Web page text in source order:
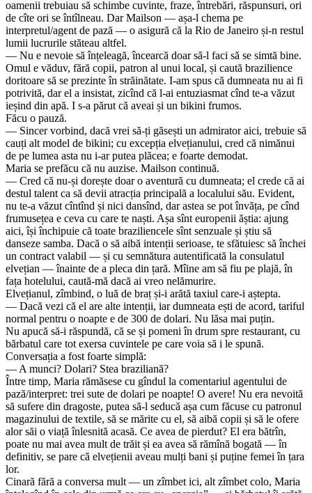
oamenii trebuiau să schimbe cuvinte, fraze, întrebări, răspunsuri, ori
de cîte ori se întîlneau. Dar Mailson — așa-l chema pe
interpretul/agent de pază — o asigură că la Rio de Janeiro și-n restul
lumii lucrurile stăteau altfel.
— Nu e nevoie să înțeleagă, încearcă doar să-l faci să se simtă bine.
Omul e văduv, fără copii, patron al unui local, și caută brazilience
doritoare să se prezinte în străinătate. I-am spus că dumneata nu ai fi
potrivită, dar el a insistat, zicînd că l-ai entuziasmat cînd te-a văzut
ieșind din apă. I s-a părut că aveai și un bikini frumos.
Făcu o pauză.
— Sincer vorbind, dacă vrei să-ți găsești un admirator aici, trebuie să
cauți alt model de bikini; cu excepția elvețianului, cred că nimănui
de pe lumea asta nu i-ar putea plăcea; e foarte demodat.
Maria se prefăcu că nu auzise. Mailson continuă.
— Cred că nu-și dorește doar o aventură cu dumneata; el crede că ai
destul talent ca să devii atracția principală a localului său. Evident,
nu te-a văzut cîntînd și nici dansînd, dar astea se pot învăța, pe cînd
frumusețea e ceva cu care te naști. Așa sînt europenii ăștia: ajung
aici, își închipuie că toate braziliencele sînt senzuale și știu să
danseze samba. Dacă o să aibă intenții serioase, te sfătuiesc să închei
un contract valabil — și cu semnătura autentificată la consulatul
elvețian — înainte de a pleca din țară. Mîine am să fiu pe plajă, în
fața hotelului, caută-mă dacă ai vreo nelămurire.
Elvețianul, zîmbind, o luă de braț și-i arătă taxiul care-i aștepta.
— Dacă vezi că el are alte intenții, iar dumneata ești de acord, tariful
normal pentru o noapte e de 300 de dolari. Nu lăsa mai puțin.
Nu apucă să-i răspundă, că se și pomeni în drum spre restaurant, cu
bărbatul care tot exersa cuvintele pe care voia să i le spună.
Conversația a fost foarte simplă:
— A munci? Dolari? Stea braziliană?
Între timp, Maria rămăsese cu gîndul la comentariul agentului de
pază/interpret: trei sute de dolari pe noapte! O avere! Nu era nevoită
să sufere din dragoste, putea să-l seducă așa cum făcuse cu patronul
magazinului de textile, să se mărite cu el, să aibă copii și să le ofere
alor săi o viață înlesnită acasă. Ce avea de pierdut? El era bătrîn,
poate nu mai avea mult de trăit și ea avea să rămînă bogată — în
definitiv, se pare că elvețienii aveau mulți bani și puține femei în țara
lor.
Cinară fără a conversa mult — un zîmbet ici, alt zîmbet colo, Maria